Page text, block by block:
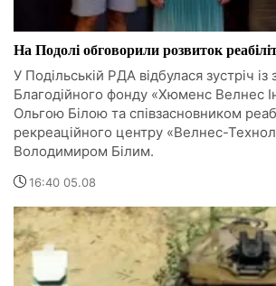
На Подолі обговорили розвиток
У Подільській РДА відбулася зустріч
Благодійного фонду «Хюменс Велнес
Ольгою Білою та співзасновником
рекреаційного центру «Велнес-
Володимиром Білим.
16:40 05.08